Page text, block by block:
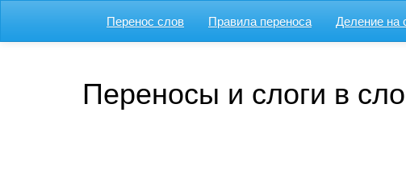
Перенос слов Правила переноса Деление на
Переносы и слоги в